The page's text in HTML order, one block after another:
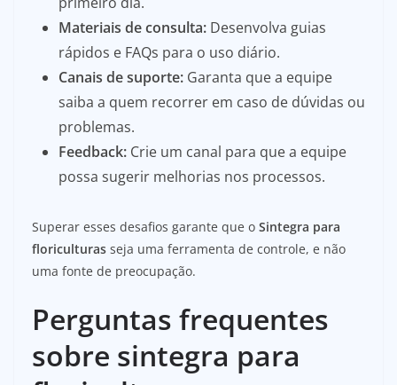
Materiais de consulta: Desenvolva guias
rápidos e FAQs para o uso diário.
Canais de suporte: Garanta que a equipe
saiba a quem recorrer em caso de dúvidas ou
problemas.
Feedback: Crie um canal para que a equipe
possa sugerir melhorias nos processos.
Superar esses desafios garante que o Sintegra para
floriculturas seja uma ferramenta de controle, e não
uma fonte de preocupação.
Perguntas frequentes
sobre sintegra para